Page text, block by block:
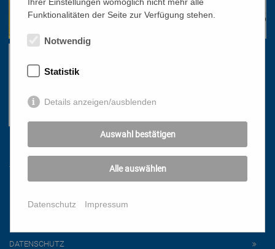
Links
NEWSLETTER
DATENSCHUTZ
Ihrer Einstellungen womöglich nicht mehr alle
Funktionalitäten der Seite zur Verfügung stehen.
Notwendig
Statistik
Details anzeigen/ausblenden
Auswahl bestätigen
Alle auswählen
Datenschutz Impressum